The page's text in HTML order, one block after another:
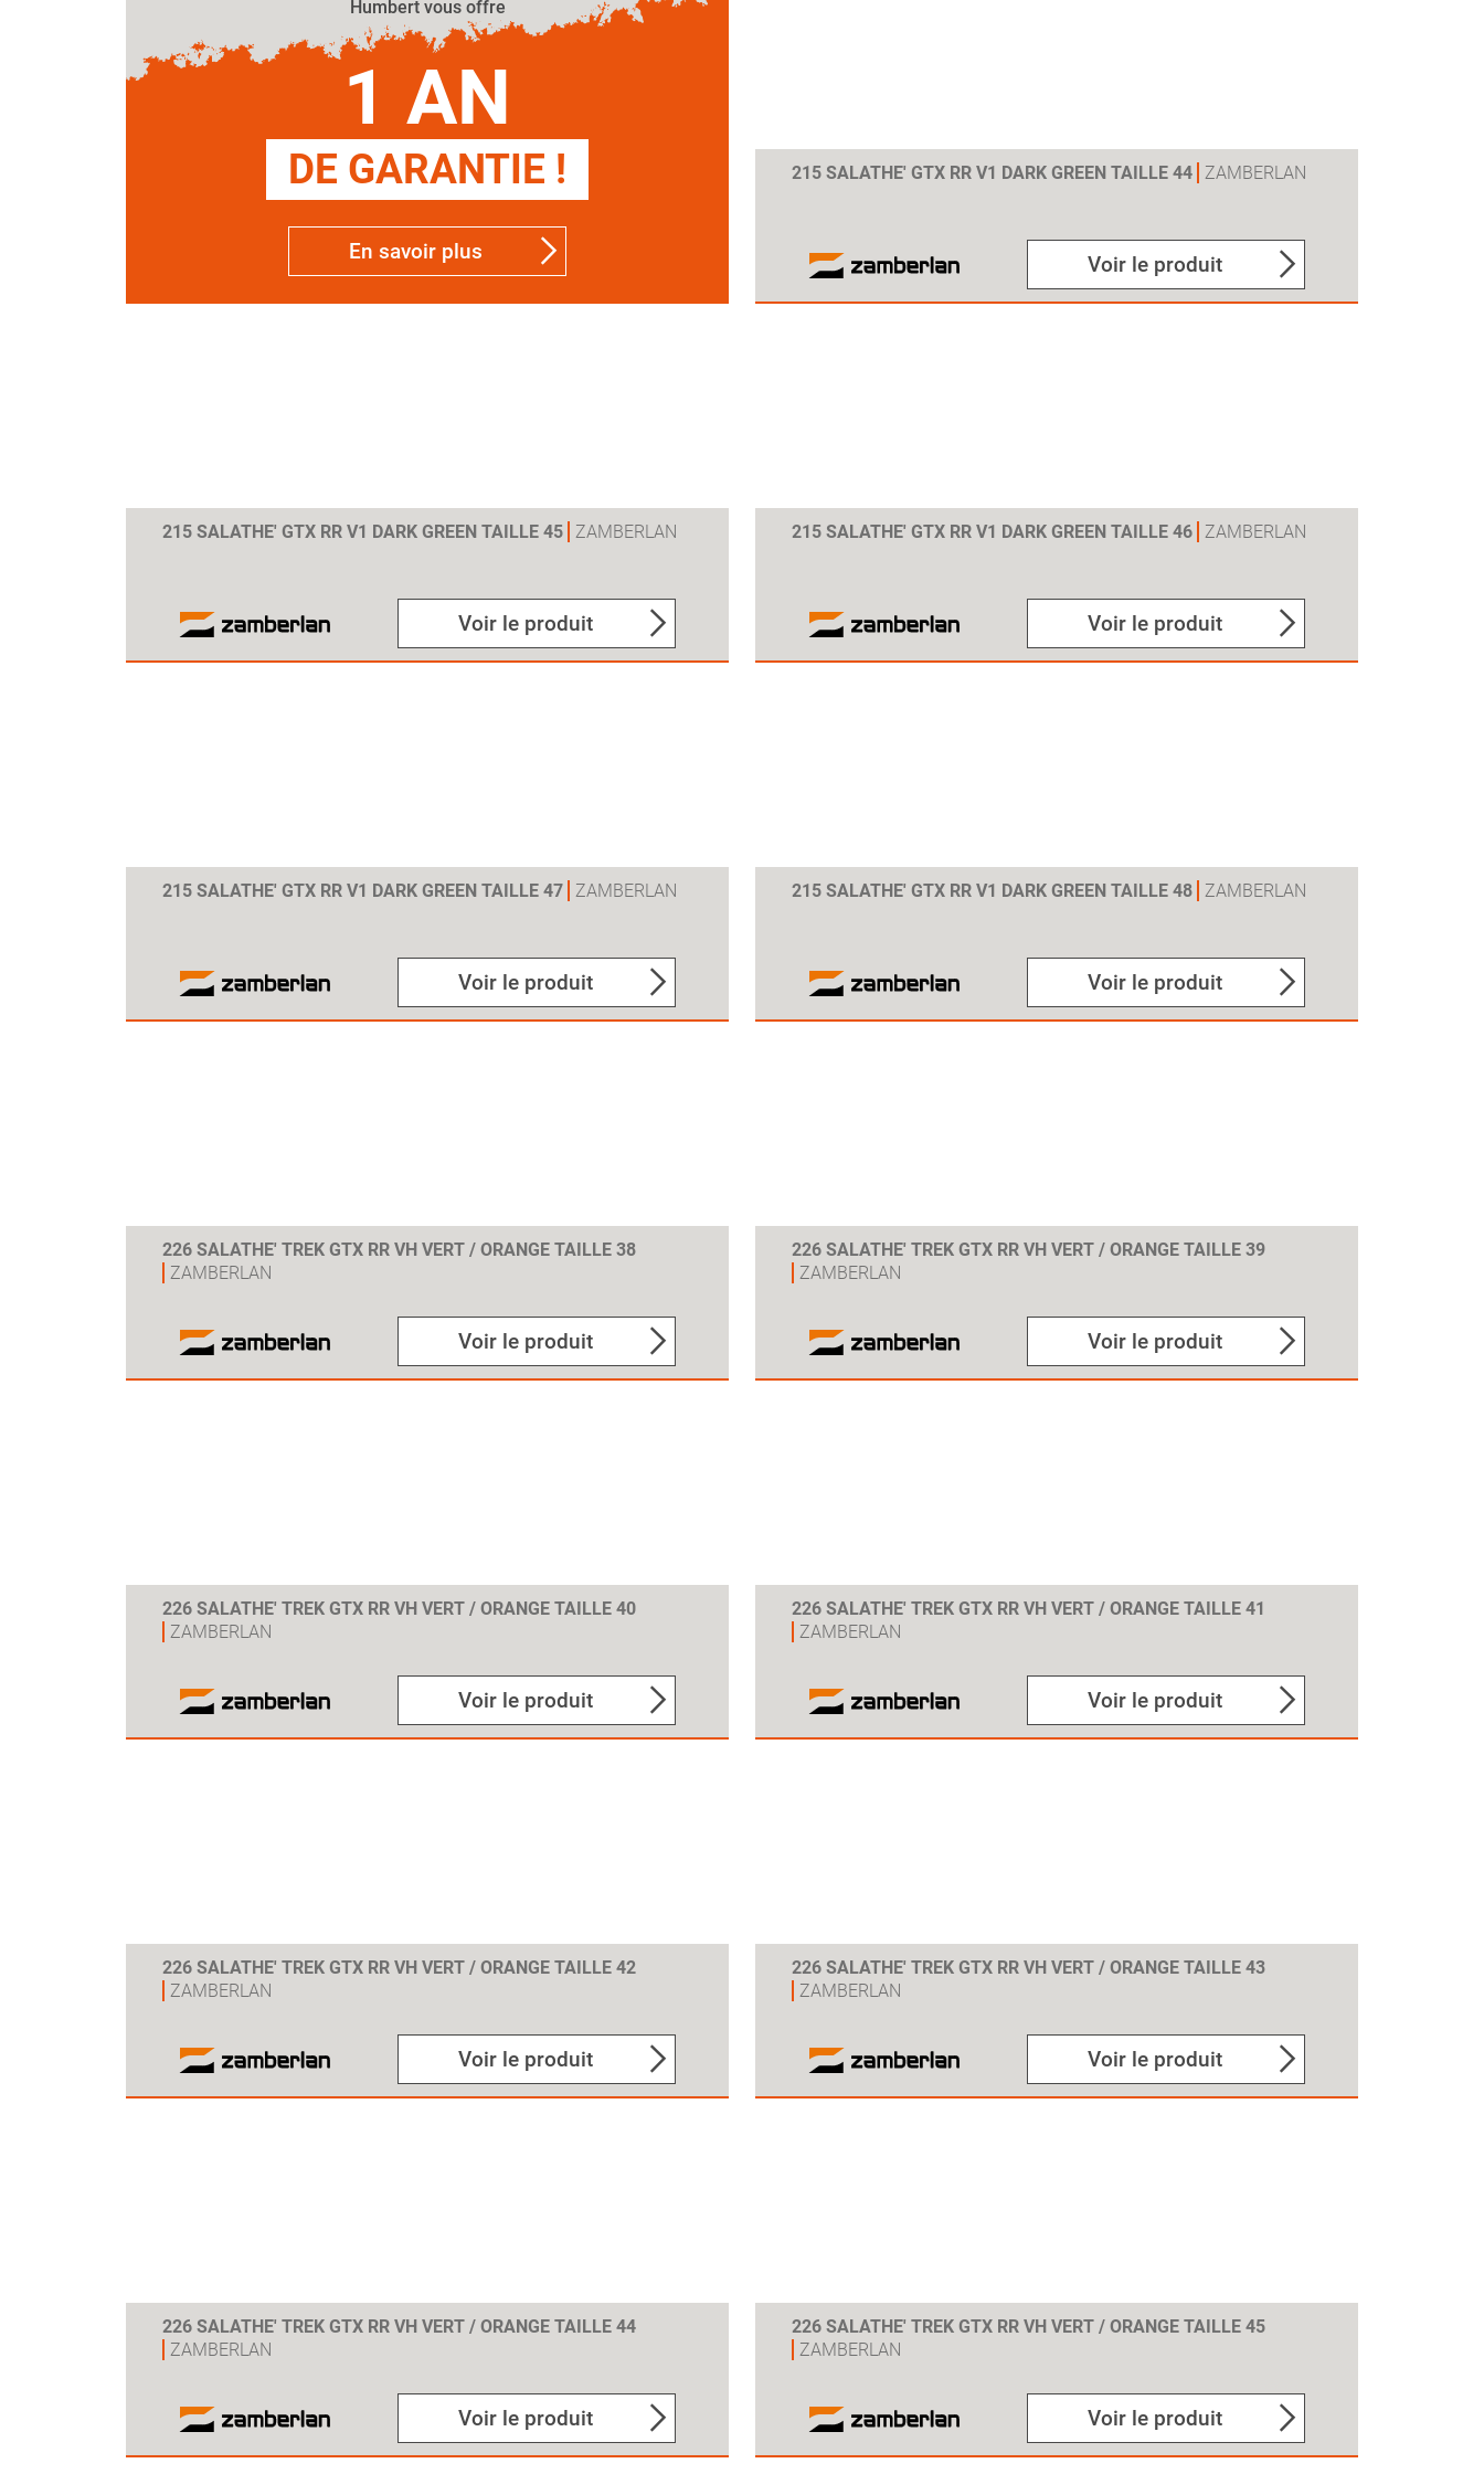
Taille :43
Humbert vous offre
1 AN
DE GARANTIE !
En savoir plus
215 SALATHE' GTX RR V1 DARK GREEN TAILLE 44 ZAMBERLAN
Voir le produit
215 SALATHE' GTX RR V1 DARK GREEN TAILLE 45 ZAMBERLAN
Voir le produit
215 SALATHE' GTX RR V1 DARK GREEN TAILLE 46 ZAMBERLAN
Voir le produit
215 SALATHE' GTX RR V1 DARK GREEN TAILLE 47 ZAMBERLAN
Voir le produit
215 SALATHE' GTX RR V1 DARK GREEN TAILLE 48 ZAMBERLAN
Voir le produit
226 SALATHE' TREK GTX RR VH VERT / ORANGE TAILLE 38
ZAMBERLAN
Voir le produit
226 SALATHE' TREK GTX RR VH VERT / ORANGE TAILLE 39
ZAMBERLAN
Voir le produit
226 SALATHE' TREK GTX RR VH VERT / ORANGE TAILLE 40
ZAMBERLAN
Voir le produit
226 SALATHE' TREK GTX RR VH VERT / ORANGE TAILLE 41
ZAMBERLAN
Voir le produit
226 SALATHE' TREK GTX RR VH VERT / ORANGE TAILLE 42
ZAMBERLAN
Voir le produit
226 SALATHE' TREK GTX RR VH VERT / ORANGE TAILLE 43
ZAMBERLAN
Voir le produit
226 SALATHE' TREK GTX RR VH VERT / ORANGE TAILLE 44
ZAMBERLAN
Voir le produit
226 SALATHE' TREK GTX RR VH VERT / ORANGE TAILLE 45
ZAMBERLAN
Voir le produit